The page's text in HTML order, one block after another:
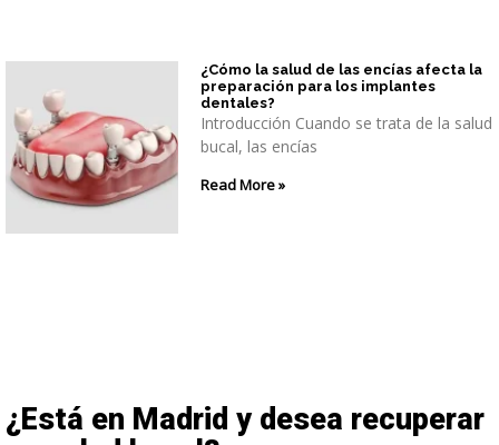
¿Cómo la salud de las encías afecta la
preparación para los implantes
dentales?
Introducción Cuando se trata de la salud
bucal, las encías
Read More »
¿Está en Madrid y desea recuperar